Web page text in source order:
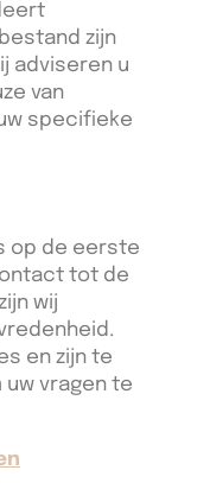
zijn
adviseren u
van
specifieke
op de eerste
tot de
wij
en zijn te
vragen te